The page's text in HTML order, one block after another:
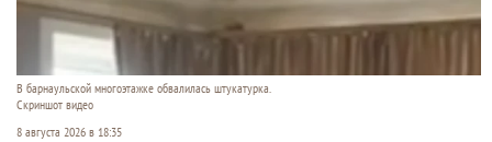
В барнаульской многоэтажке обвалилась штукатурка.
Скриншот видео
8 августа 2026 в 18:35